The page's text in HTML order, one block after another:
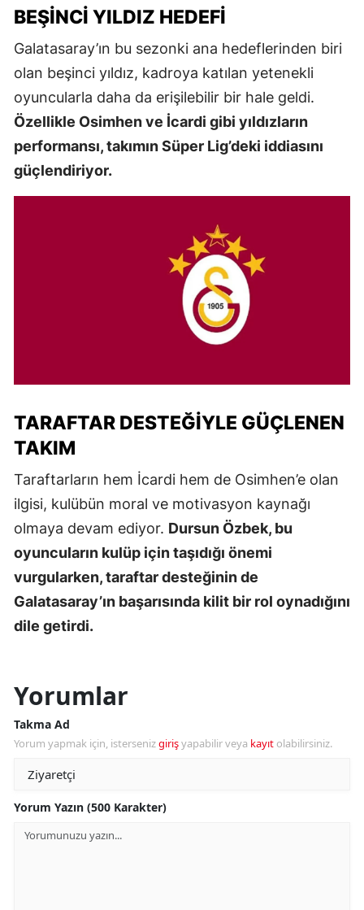
BEŞINCI YILDIZ HEDEFI
Galatasaray’ın bu sezonki ana hedeflerinden biri
olan beşinci yıldız, kadroya katılan yetenekli
oyuncularla daha da erişilebilir bir hale geldi.
Özellikle Osimhen ve İcardi gibi yıldızların
performansı, takımın Süper Lig’deki iddiasını
güçlendiriyor.
TARAFTAR DESTEĞIYLE GÜÇLENEN
TAKIM
Taraftarların hem İcardi hem de Osimhen’e olan
ilgisi, kulübün moral ve motivasyon kaynağı
olmaya devam ediyor. Dursun Özbek, bu
oyuncuların kulüp için taşıdığı önemi
vurgularken, taraftar desteğinin de
Galatasaray’ın başarısında kilit bir rol oynadığını
dile getirdi.
Yorumlar
Takma Ad
Yorum yapmak için, istersenizgirişyapabilir veya kayıt olabilirsiniz.
Yorum Yazın (500 Karakter)